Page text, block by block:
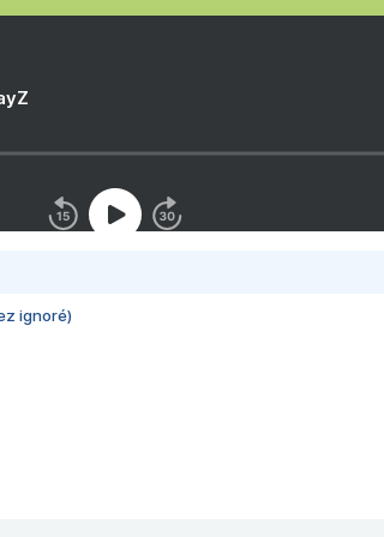
ignoré)